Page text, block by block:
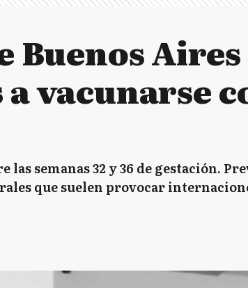
Buenos
a vacunarse
semanas 32 y 36 de gestación.
que suelen provocar